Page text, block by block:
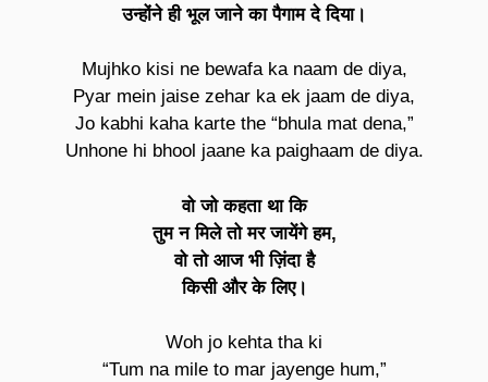
उन्होंने ही भूल जाने का पैगाम दे दिया।
Mujhko kisi ne bewafa ka naam de diya,
Pyar mein jaise zehar ka ek jaam de diya,
Jo kabhi kaha karte the “bhula mat dena,”
Unhone hi bhool jaane ka paighaam de diya.
वो जो कहता था कि
तुम न मिले तो मर जायेंगे हम,
वो तो आज भी ज़िंदा है
किसी और के लिए।
Woh jo kehta tha ki
“Tum na mile to mar jayenge hum,”